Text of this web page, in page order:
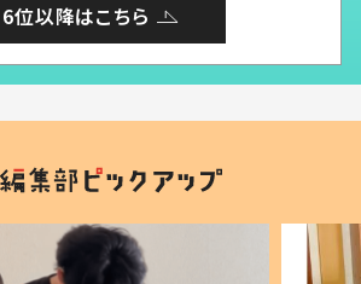
6位以降はこちら